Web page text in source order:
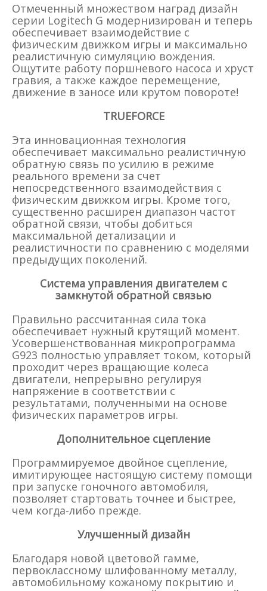
Отмеченный множеством наград дизайн
серии Logitech G модернизирован и теперь
обеспечивает взаимодействие с
физическим движком игры и максимально
реалистичную симуляцию вождения.
Ощутите работу поршневого насоса и хруст
гравия, а также каждое перемещение,
движение в заносе или крутом повороте!
TRUEFORCE
Эта инновационная технология
обеспечивает максимально реалистичную
обратную связь по усилию в режиме
реального времени за счет
непосредственного взаимодействия с
физическим движком игры. Кроме того,
существенно расширен диапазон частот
обратной связи, чтобы добиться
максимальной детализации и
реалистичности по сравнению с моделями
предыдущих поколений.
Система управления двигателем с
замкнутой обратной связью
Правильно рассчитанная сила тока
обеспечивает нужный крутящий момент.
Усовершенствованная микропрограмма
G923 полностью управляет током, который
проходит через вращающие колеса
двигатели, непрерывно регулируя
напряжение в соответствии с
результатами, полученными на основе
физических параметров игры.
Дополнительное сцепление
Программируемое двойное сцепление,
имитирующее настоящую систему помощи
при запуске гоночного автомобиля,
позволяет стартовать точнее и быстрее,
чем когда-либо прежде.
Улучшенный дизайн
Благодаря новой цветовой гамме,
первоклассному шлифованному металлу,
автомобильному кожаному покрытию и